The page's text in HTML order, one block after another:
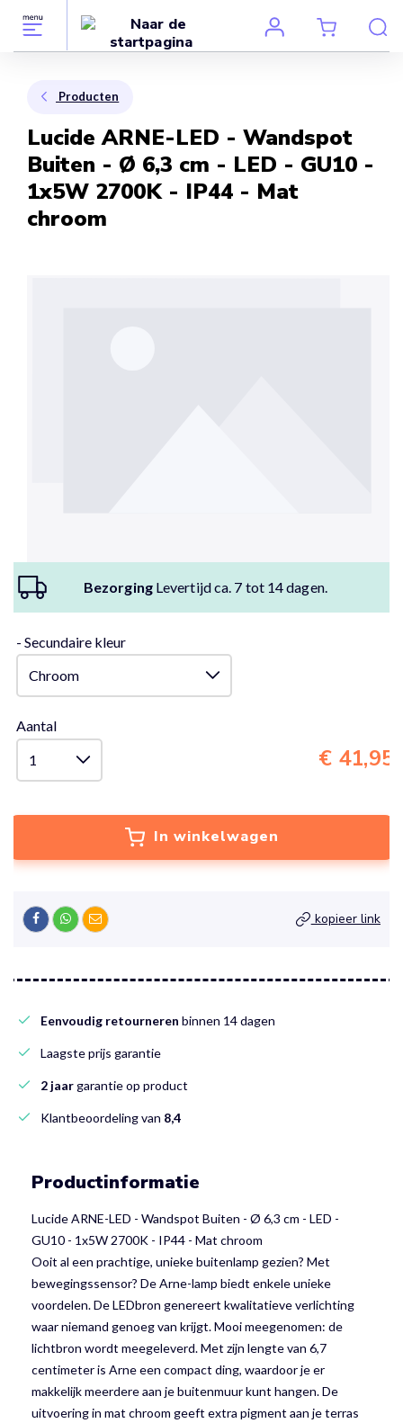
Producten
Lucide ARNE-LED - Wandspot
Buiten - Ø 6,3 cm - LED - GU10 -
1x5W 2700K - IP44 - Mat
chroom
BezorgingLevertijd ca. 7 tot 14 dagen.
- Secundaire kleur
Aantal
€ 41,95
In winkelwagen
kopieer link
Eenvoudig retourneren binnen 14 dagen
Laagste prijs garantie
2 jaargarantie op product
Klantbeoordeling van 8,4
Productinformatie
Lucide ARNE-LED - Wandspot Buiten - Ø 6,3 cm - LED -
GU10 - 1x5W 2700K - IP44 - Mat chroom
Ooit al een prachtige, unieke buitenlamp gezien? Met
bewegingssensor? De Arne-lamp biedt enkele unieke
voordelen. De LEDbron genereert kwalitatieve verlichting
waar niemand genoeg van krijgt. Mooi meegenomen: de
lichtbron wordt meegeleverd. Met zijn lengte van 6,7
centimeter is Arne een compact ding, waardoor je er
makkelijk meerdere aan je buitenmuur kunt hangen. De
uitvoering in mat chroom geeft extra pigment aan je terras